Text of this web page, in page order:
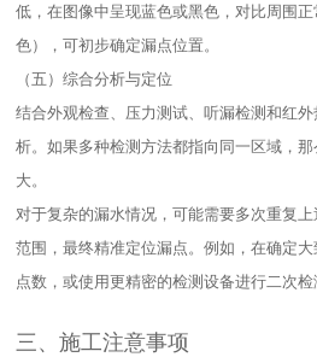
低，在图像中呈现蓝色或黑色，对比周围
色），可初步确定漏点位置。​
（五）综合分析与定位​
结合外观检查、压力测试、听漏检测和红
析。如果多种检测方法都指向同一区域，
大。​
对于复杂的漏水情况，可能需要多次重复
范围，最终精准定位漏点。例如，在确定
点数，或使用更精密的检测设备进行二次检
三、施工注意事项​